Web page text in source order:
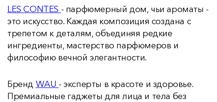
LES CONTES - парфюмерный дом, чьи ароматы -
это искусство. Каждая композиция создана с
трепетом к деталям, объединяя редкие
ингредиенты, мастерство парфюмеров и
философию вечной элегантности.
Бренд WAU - эксперты в красоте и здоровье.
Премиальные гаджеты для лица и тела без